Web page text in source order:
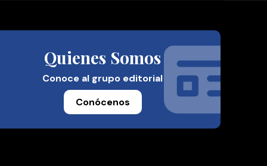
Quienes Somos
Conoce al grupo editorial
Conócenos